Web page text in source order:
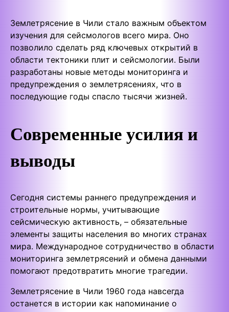
Землетрясение в Чили стало важным объектом
изучения для сейсмологов всего мира. Оно
позволило сделать ряд ключевых открытий в
области тектоники плит и сейсмологии. Были
разработаны новые методы мониторинга и
предупреждения о землетрясениях, что в
последующие годы спасло тысячи жизней.
Современные усилия и
выводы
Сегодня системы раннего предупреждения и
строительные нормы, учитывающие
сейсмическую активность, – обязательные
элементы защиты населения во многих странах
мира. Международное сотрудничество в области
мониторинга землетрясений и обмена данными
помогают предотвратить многие трагедии.
Землетрясение в Чили 1960 года навсегда
останется в истории как напоминание о